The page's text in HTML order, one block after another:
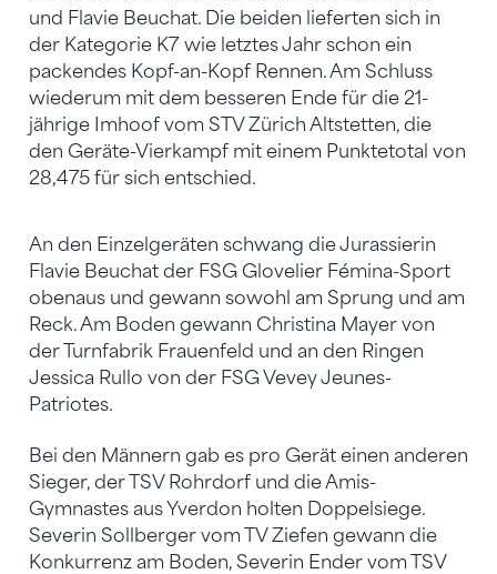
und Flavie Beuchat. Die beiden lieferten sich in
der Kategorie K7 wie letztes Jahr schon ein
packendes Kopf-an-Kopf Rennen. Am Schluss
wiederum mit dem besseren Ende für die 21-
jährige Imhoof vom STV Zürich Altstetten, die
den Geräte-Vierkampf mit einem Punktetotal von
28,475 für sich entschied.
An den Einzelgeräten schwang die Jurassierin
Flavie Beuchat der FSG Glovelier Fémina-Sport
obenaus und gewann sowohl am Sprung und am
Reck. Am Boden gewann Christina Mayer von
der Turnfabrik Frauenfeld und an den Ringen
Jessica Rullo von der FSG Vevey Jeunes-
Patriotes.
Bei den Männern gab es pro Gerät einen anderen
Sieger, der TSV Rohrdorf und die Amis-
Gymnastes aus Yverdon holten Doppelsiege.
Severin Sollberger vom TV Ziefen gewann die
Konkurrenz am Boden, Severin Ender vom TSV